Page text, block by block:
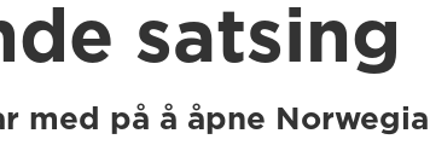
satsing
med på å åpne